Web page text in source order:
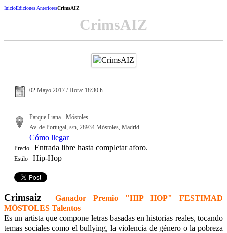
InicioEdiciones AnterioresCrimsAIZ
CrimsAIZ
02 Mayo 2017 / Hora: 18:30 h.
Parque Liana - Móstoles
Av. de Portugal, s/n, 28934 Móstoles, Madrid
Cómo llegar
Precio Entrada libre hasta completar aforo.
Estilo Hip-Hop
Crimsaiz
Ganador Premio "HIP HOP" FESTIMAD
MÓSTOLES Talentos
Es un artista que compone letras basadas en historias reales, tocando
temas sociales como el bullying, la violencia de género o la pobreza